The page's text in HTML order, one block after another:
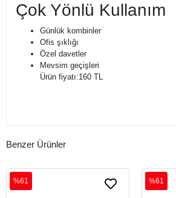
Çok Yönlü Kullanım
Günlük kombinler
Ofis şıklığı
Özel davetler
Mevsim geçişleri
Ürün fiyatı:160 TL
Benzer Ürünler
%61 %61